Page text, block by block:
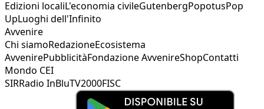
Edizioni localiL'economia civileGutenbergPopotusPop
UpLuoghi dell'Infinito
Avvenire
Chi siamoRedazioneEcosistema
AvvenirePubblicitàFondazione AvvenireShopContatti
Mondo CEI
SIRRadio InBluTV2000FISC